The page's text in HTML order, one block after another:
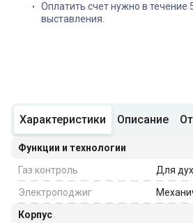
Оплатить счет нужно в течение
выставления.
Характеристики Описание
Функции и технологии
Газ контроль
Для
Электроподжиг
Корпус